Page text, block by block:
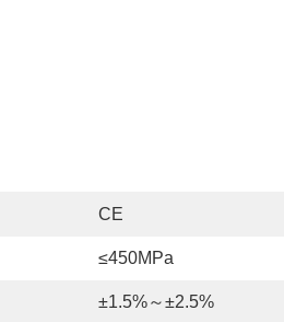
CE
≤450MPa
±1.5%～±2.5%